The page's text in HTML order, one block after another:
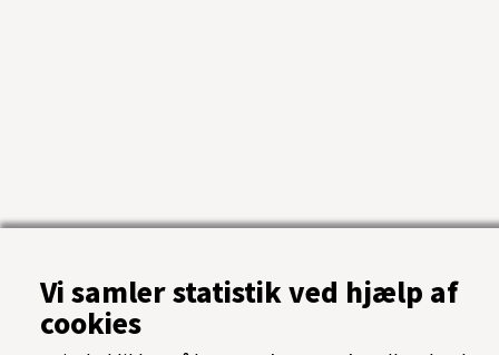
Vi samler statistik ved hjælp af
cookies